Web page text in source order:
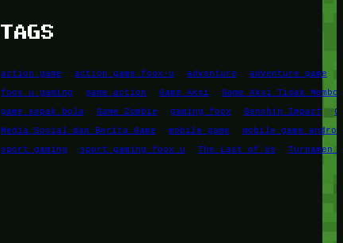
TAGS
action game action game foox-u adventure adventure game
foox u gaming
game action Game Aksi
Game Aksi Tidak
game sepak bola
Game Zombie gaming foox Genshin Impact
Media Sosial dan Berita Game
mobile game
mobile game
sport gaming
sport gaming foox u The Last of Us Turnamen